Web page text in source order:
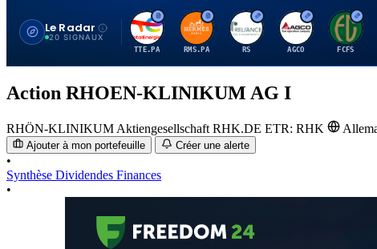
Le Radar
20 SIGNAUX
T
TTE.PA
H
RMS.PA
R
RS
A
AGCO
F
FCFS
Action RHOEN-KLINIKUM AG I
RHÖN-KLINIKUM Aktiengesellschaft RHK.DE ETR: RHK
Ajouter à mon portefeuille Créer une alerte
•
Synthèse Dividendes Finances
•